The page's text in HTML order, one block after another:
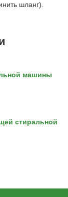
шланг).
машины
стиральной